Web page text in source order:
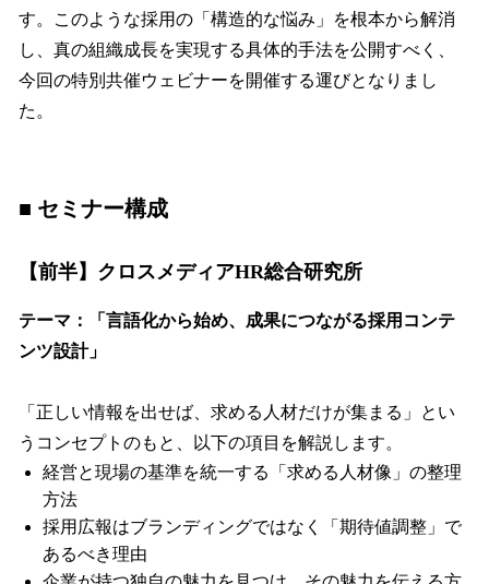
す。このような採用の「構造的な悩み」を根本から解消
し、真の組織成長を実現する具体的手法を公開すべく、
今回の特別共催ウェビナーを開催する運びとなりまし
た。
■ セミナー構成
【前半】クロスメディアHR総合研究所
テーマ：「言語化から始め、成果につながる採用コンテ
ンツ設計」
「正しい情報を出せば、求める人材だけが集まる」とい
うコンセプトのもと、以下の項目を解説します。
経営と現場の基準を統一する「求める人材像」の整理
方法
採用広報はブランディングではなく「期待値調整」で
あるべき理由